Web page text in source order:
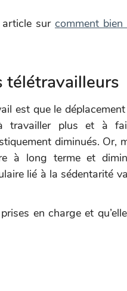
article sur comment
télétravailleurs
est que le
travailler plus et à
diminués. Or,
à long terme et
lié à la sédentarité
en charge et